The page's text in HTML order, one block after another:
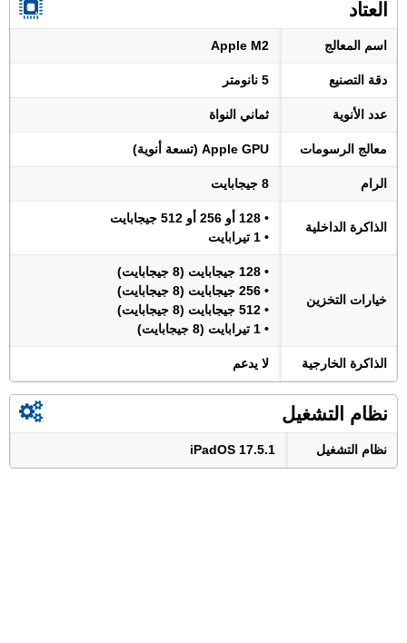
العتاد
اسم المعالج Apple M2
دقة التصنيع 5 نانومتر
عدد الأنوية ثماني النواة
معالج الرسومات Apple GPU (تسعة أنوية)
الرام 8 جيجابايت
الذاكرة الداخلية
• 128 أو 256 أو 512 جيجابايت
• 1 تيرابايت
خيارات التخزين
• 128 جيجابايت (8 جيجابايت)
• 256 جيجابايت (8 جيجابايت)
• 512 جيجابايت (8 جيجابايت)
• 1 تيرابايت (8 جيجابايت)
الذاكرة الخارجية لا يدعم
نظام التشغيل
نظام التشغيل iPadOS 17.5.1